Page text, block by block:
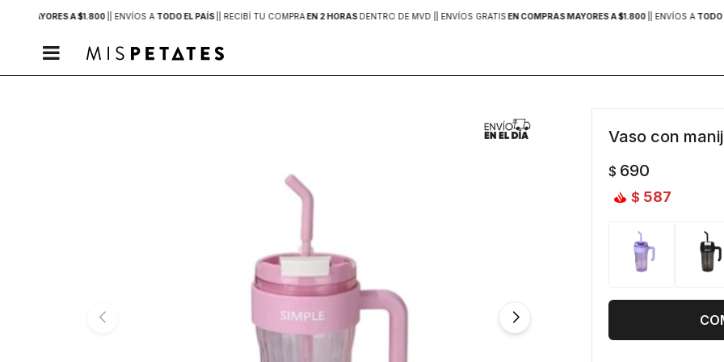
MAYORES A $1.800 | ENVÍOS A TODO EL PAÍS | RECIBÍ TU COMPRAEN 2 HORASDENTRO DE MVD | | ENVÍOS GRATISEN COMPRAS MAYORES A $1.800 | ENVÍOS A TODO

Vaso con
$ 690
$ 587